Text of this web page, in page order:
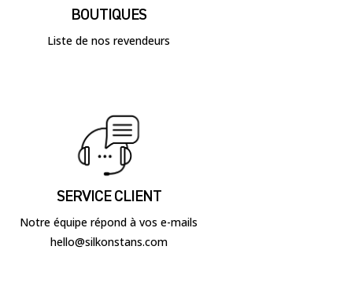
BOUTIQUES
Liste de nos revendeurs
SERVICE CLIENT
Notre équipe répond à vos e-mails
hello@silkonstans.com